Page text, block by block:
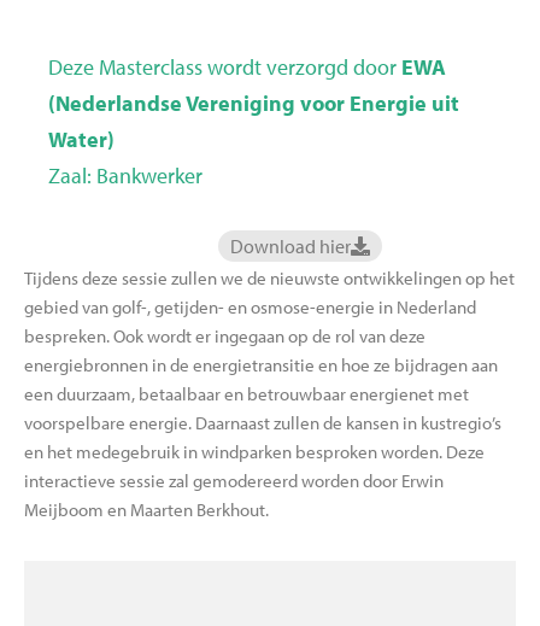
Deze Masterclass wordt verzorgd door EWA
(Nederlandse Vereniging voor Energie uit
Water)
Zaal: Bankwerker
Download hier
Tijdens deze sessie zullen we de nieuwste ontwikkelingen op het
gebied van golf-, getijden- en osmose-energie in Nederland
bespreken. Ook wordt er ingegaan op de rol van deze
energiebronnen in de energietransitie en hoe ze bijdragen aan
een duurzaam, betaalbaar en betrouwbaar energienet met
voorspelbare energie. Daarnaast zullen de kansen in kustregio’s
en het medegebruik in windparken besproken worden. Deze
interactieve sessie zal gemodereerd worden door Erwin
Meijboom en Maarten Berkhout.